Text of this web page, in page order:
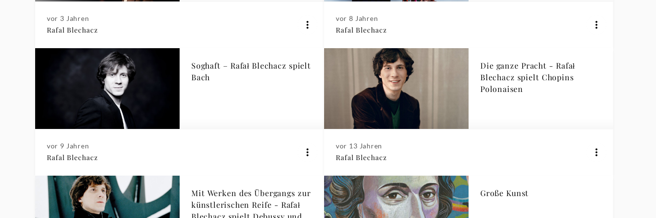
vor 3 Jahren
Rafal Blechacz
vor 8 Jahren
Rafal Blechacz
Soghaft – Rafał Blechacz spielt
Bach
vor 9 Jahren
Rafal Blechacz
Die ganze Pracht - Rafał
Blechacz spielt Chopins
Polonaisen
vor 13 Jahren
Rafal Blechacz
Mit Werken des Übergangs zur
künstlerischen Reife - Rafał
Große Kunst